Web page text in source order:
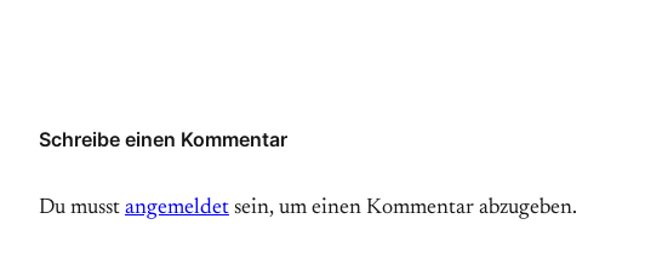
Schreibe einen Kommentar
Du musst angemeldet sein, um einen Kommentar abzugeben.